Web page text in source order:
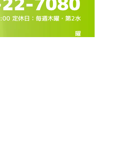
:00 定休日：毎週木曜・第2水
曜